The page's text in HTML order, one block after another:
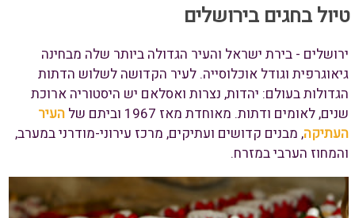
טיול בחגים בירושלים
ירושלים - בירת ישראל והעיר הגדולה ביותר שלה מבחינה
גיאוגרפית וגודל אוכלוסייה. לעיר הקדושה לשלוש הדתות
הגדולות בעולם: יהדות, נצרות ואסלאם יש היסטוריה ארוכת
שנים, לאומים ודתות. מאוחדת מאז 1967 וביתם של
העיר
העתיקה, מבנים קדושים ועתיקים, מרכז עירוני-מודרני במערב,
והמחוז הערבי במזרח.